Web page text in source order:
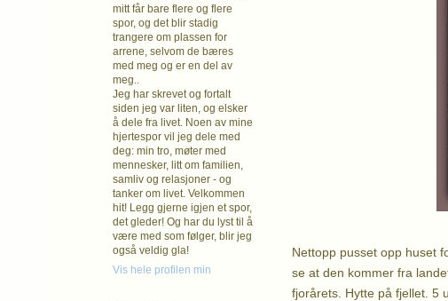
Nettopp pusset opp huset
se at den kommer fra
fjorårets. Hytte på fjellet. 5
mitt får bare flere og flere
spor, og det blir stadig
trangere om plassen for
arrene, selvom de bæres
med meg og er en del av
meg..
Jeg har skrevet og fortalt
siden jeg var liten, og elsker
å dele fra livet. Noen av mine
hjertespor vil jeg dele med
deg: min tro, møter med
mennesker, litt om familien,
samliv og relasjoner - og
tanker om livet. Velkommen
hit! Legg gjerne igjen et spor,
det gleder! Og har du lyst til å
være med som følger, blir jeg
også veldig gla!
Vis hele profilen min